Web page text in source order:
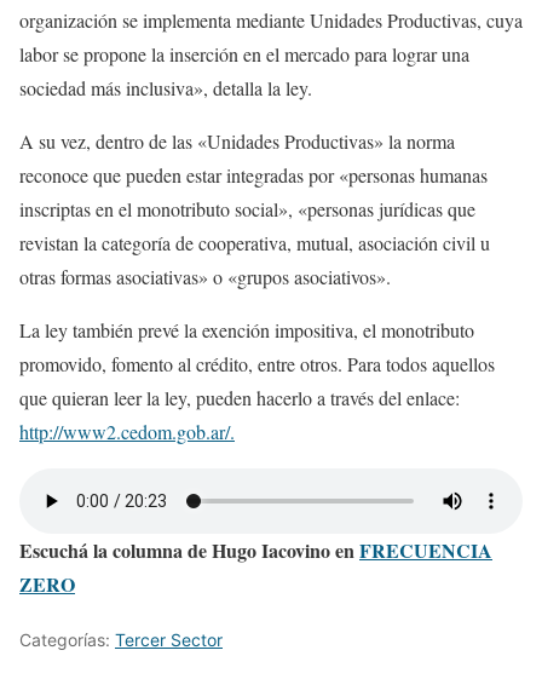
organización se implementa mediante Unidades Productivas, cuya
labor se propone la inserción en el mercado para lograr una
sociedad más inclusiva», detalla la ley.
A su vez, dentro de las «Unidades Productivas» la norma
reconoce que pueden estar integradas por «personas humanas
inscriptas en el monotributo social», «personas jurídicas que
revistan la categoría de cooperativa, mutual, asociación civil u
otras formas asociativas» o «grupos asociativos».
La ley también prevé la exención impositiva, el monotributo
promovido, fomento al crédito, entre otros. Para todos aquellos
que quieran leer la ley, pueden hacerlo a través del enlace:
http://www2.cedom.gob.ar/.
Escuchá la columna de Hugo Iacovino enFRECUENCIA
ZERO
Categorías: Tercer Sector